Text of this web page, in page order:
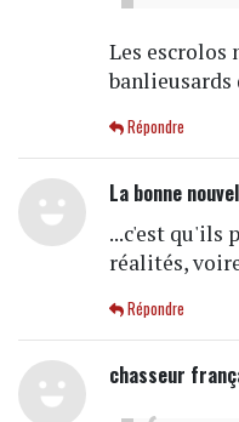
Les escrolos
banlieusards
Répondre
La bonne
...c'est qu'ils
réalités,
Répondre
chasseur